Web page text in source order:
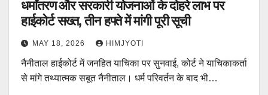
धर्मांतरण और सरकारी योजनाओं के दोहरे लाभ पर
हाईकोर्ट सख्त, तीन हफ्ते में मांगी पूरी सूची
MAY 18, 2026 HIMJYOTI
नैनीताल हाईकोर्ट में जनहित याचिका पर सुनवाई, कोर्ट ने याचिकाकर्ता
से मांगे तथ्यात्मक सबूत नैनीताल। धर्म परिवर्तन के बाद भी…